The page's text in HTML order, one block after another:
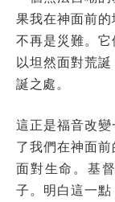
果我在神面前
不再是災難。
以坦然面對荒
誕之處。
這正是福音改
了我們在神面
面對生命。基
子。明白這一點